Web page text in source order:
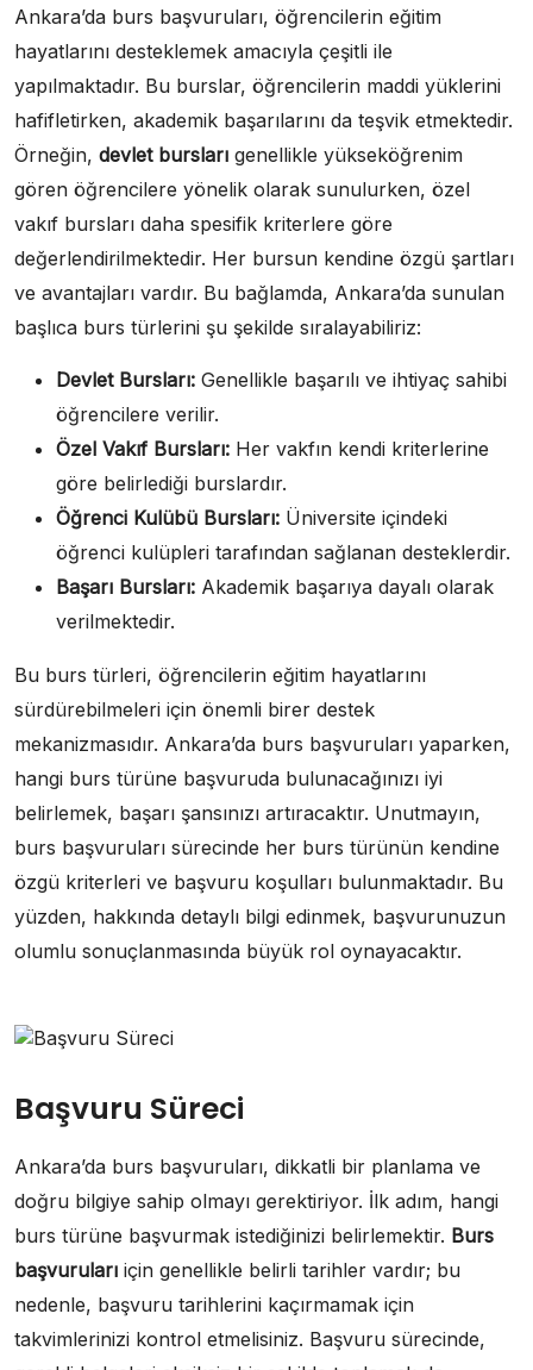
Ankara’da burs başvuruları, öğrencilerin eğitim
hayatlarını desteklemek amacıyla çeşitli ile
yapılmaktadır. Bu burslar, öğrencilerin maddi yüklerini
hafifletirken, akademik başarılarını da teşvik etmektedir.
Örneğin, devlet bursları genellikle yükseköğrenim
gören öğrencilere yönelik olarak sunulurken, özel
vakıf bursları daha spesifik kriterlere göre
değerlendirilmektedir. Her bursun kendine özgü şartları
ve avantajları vardır. Bu bağlamda, Ankara’da sunulan
başlıca burs türlerini şu şekilde sıralayabiliriz:
Devlet Bursları: Genellikle başarılı ve ihtiyaç sahibi
öğrencilere verilir.
Özel Vakıf Bursları: Her vakfın kendi kriterlerine
göre belirlediği burslardır.
Öğrenci Kulübü Bursları: Üniversite içindeki
öğrenci kulüpleri tarafından sağlanan desteklerdir.
Başarı Bursları: Akademik başarıya dayalı olarak
verilmektedir.
Bu burs türleri, öğrencilerin eğitim hayatlarını
sürdürebilmeleri için önemli birer destek
mekanizmasıdır. Ankara’da burs başvuruları yaparken,
hangi burs türüne başvuruda bulunacağınızı iyi
belirlemek, başarı şansınızı artıracaktır. Unutmayın,
burs başvuruları sürecinde her burs türünün kendine
özgü kriterleri ve başvuru koşulları bulunmaktadır. Bu
yüzden, hakkında detaylı bilgi edinmek, başvurunuzun
olumlu sonuçlanmasında büyük rol oynayacaktır.
Başvuru Süreci
Ankara’da burs başvuruları, dikkatli bir planlama ve
doğru bilgiye sahip olmayı gerektiriyor. İlk adım, hangi
burs türüne başvurmak istediğinizi belirlemektir. Burs
başvuruları için genellikle belirli tarihler vardır; bu
nedenle, başvuru tarihlerini kaçırmamak için
takvimlerinizi kontrol etmelisiniz. Başvuru sürecinde,